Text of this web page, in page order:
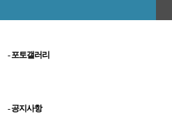
- 포토갤러리
- 공지사항